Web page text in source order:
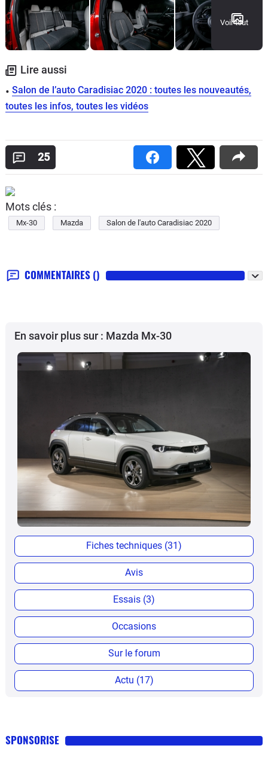
Voir tout
Lire aussi
Salon de l’auto Caradisiac 2020 : toutes les nouveautés,
toutes les infos, toutes les vidéos
25
Mots clés :
Mx-30 Mazda Salon de l'auto Caradisiac 2020
COMMENTAIRES ()
En savoir plus sur : Mazda Mx-30
Fiches techniques (31)
Avis
Essais (3)
Occasions
Sur le forum
Actu (17)
SPONSORISE